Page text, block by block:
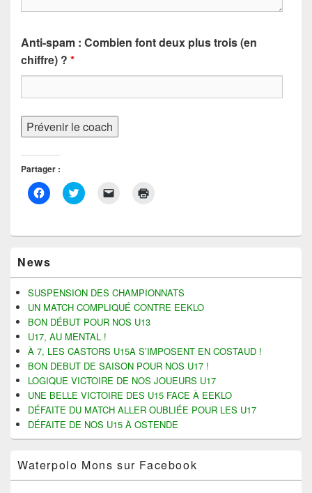
Anti-spam : Combien font deux plus trois (en
chiffre) ? *
Partager :
C
l
e
o
r
p
a
r
t
a
g
e
r
s
u
r
F
a
c
e
b
o
(
o
u
C
l
e
r
p
a
r
t
a
g
e
r
s
u
r
T
w
i
t
t
e
o
u
v
e
r
e
n
v
o
y
r
u
n
l
e
n
p
a
r
e
a
l
e
r
i
m
p
r
i
e
r
(
o
u
v
r
e
d
a
n
n
e
n
principale
de
widget
pour
barre
latérale
News
SUSPENSION DES CHAMPIONNATS
UN MATCH COMPLIQUÉ CONTRE EEKLO
BON DÉBUT POUR NOS U13
U17, AU MENTAL !
À 7, LES CASTORS U15A S’IMPOSENT EN COSTAUD !
BON DEBUT DE SAISON POUR NOS U17 !
LOGIQUE VICTOIRE DE NOS JOUEURS U17
UNE BELLE VICTOIRE DES U15 FACE À EEKLO
DÉFAITE DU MATCH ALLER OUBLIÉE POUR LES U17
DÉFAITE DE NOS U15 À OSTENDE
Waterpolo Mons sur Facebook